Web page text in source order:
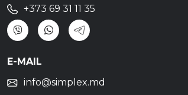
+373 69 31 11 35
E-MAIL
info@simplex.md